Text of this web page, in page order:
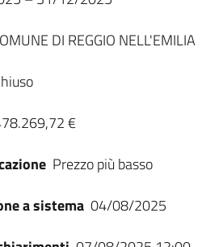
DI REGGIO NELL'EMILIA
€
Prezzo più basso
a sistema 04/08/2025